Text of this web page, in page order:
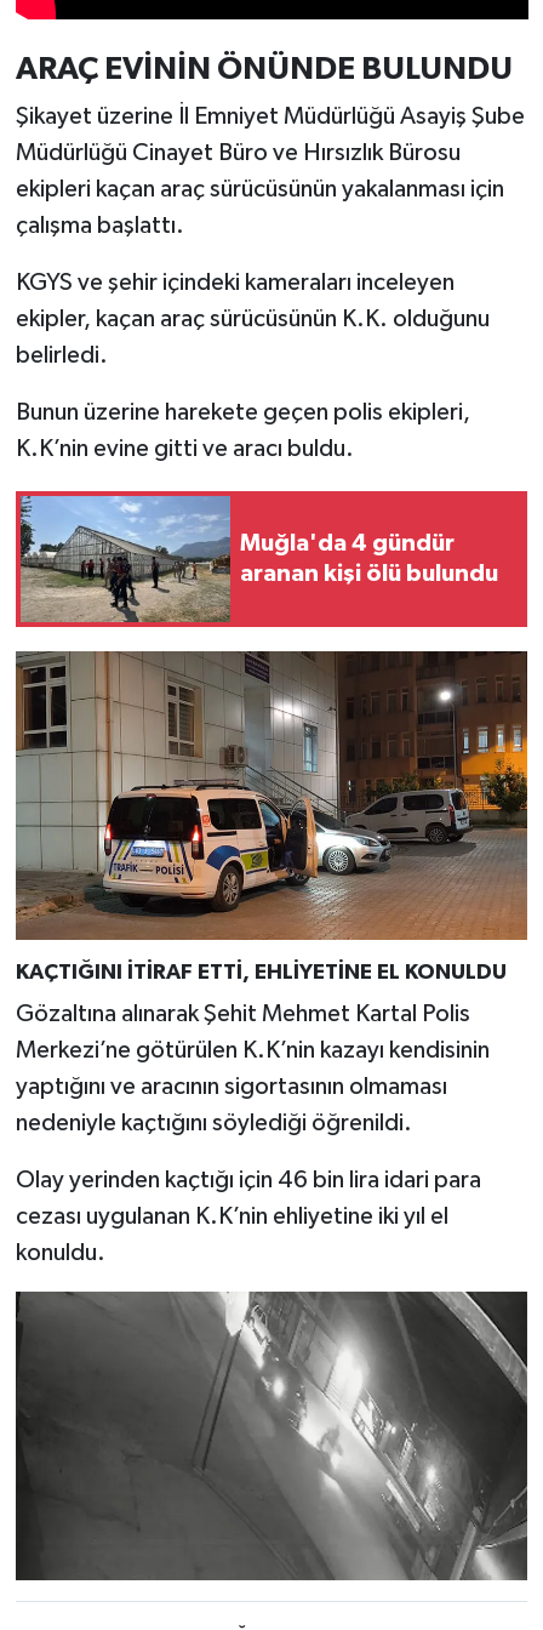
ARAÇ EVİNİN ÖNÜNDE BULUNDU
Şikayet üzerine İl Emniyet Müdürlüğü Asayiş Şube
Müdürlüğü Cinayet Büro ve Hırsızlık Bürosu
ekipleri kaçan araç sürücüsünün yakalanması için
çalışma başlattı.
KGYS ve şehir içindeki kameraları inceleyen
ekipler, kaçan araç sürücüsünün K.K. olduğunu
belirledi.
Bunun üzerine harekete geçen polis ekipleri,
K.K’nin evine gitti ve aracı buldu.
Muğla'da 4 gündür
aranan kişi ölü bulundu
KAÇTIĞINI İTİRAF ETTİ, EHLİYETİNE EL KONULDU
Gözaltına alınarak Şehit Mehmet Kartal Polis
Merkezi’ne götürülen K.K’nin kazayı kendisinin
yaptığını ve aracının sigortasının olmaması
nedeniyle kaçtığını söylediği öğrenildi.
Olay yerinden kaçtığı için 46 bin lira idari para
cezası uygulanan K.K’nin ehliyetine iki yıl el
konuldu.
Türkiye
Video Galeri
Yaşam
Yemek Tarifleri